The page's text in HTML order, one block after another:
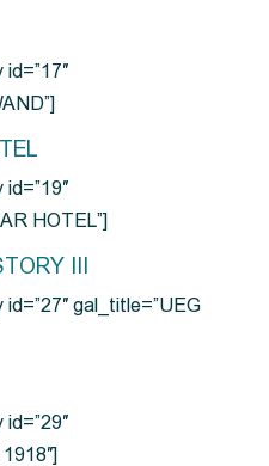
HOTEL”]
III
gal_title=”UEG